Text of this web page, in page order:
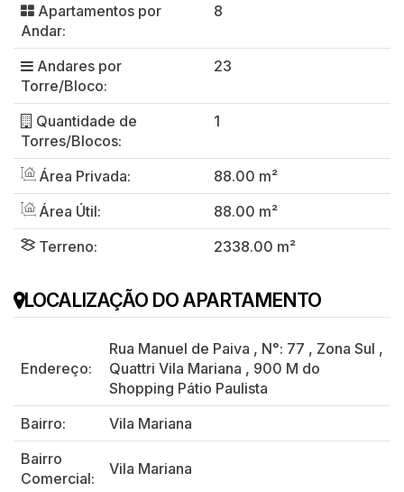
Apartamentos por
Andar:
8
Andares por
Torre/Bloco:
23
Quantidade de
Torres/Blocos:
1
Área Privada:
88.00 m²
Área Útil:
88.00 m²
Terreno:
2338.00 m²
LOCALIZAÇÃO DO APARTAMENTO
Endereço:
Rua Manuel de Paiva , N°: 77 , Zona Sul ,
Quattri Vila Mariana , 900 M do
Shopping Pátio Paulista
Bairro:
Vila Mariana
Bairro
Comercial:
Vila Mariana